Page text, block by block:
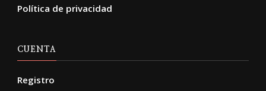
Política de privacidad
CUENTA
Registro